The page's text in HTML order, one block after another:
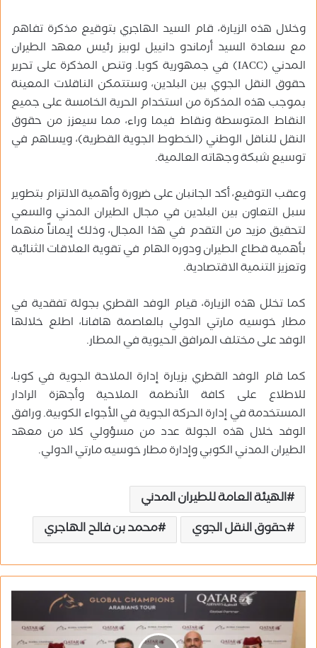
وخلال هذه الزيارة، قام السيد الهاجري بتوقيع مذكرة تفاهم
مع سعادة السيد أرماندو دانييل لوبيز رئيس معهد الطيران
المدني (IACC) في جمهورية كوبا. وتنص المذكرة على تحرير
حقوق النقل الجوي بين البلدين، وستتمكن الناقلات المعينة
بموجب هذه المذكرة من استخدام الحرية الخامسة على جميع
النقاط المتوسطة ونقاط فيما وراء، مما سيعزز من حقوق
النقل للناقل الوطني (الخطوط الجوية القطرية)، ويساهم في
توسيع شبكة وجهاته العالمية.
وعقب التوقيع، أكد الجانبان على ضرورة وأهمية الالتزام بتطوير
سبل التعاون بين البلدين في مجال الطيران المدني والسعي
لتحقيق مزيد من التقدم في هذا المجال، وذلك إيماناً منهما
بأهمية قطاع الطيران ودوره الهام في تقوية العلاقات الثنائية
وتعزيز التنمية الاقتصادية.
كما تخلل هذه الزيارة، قيام الوفد القطري بجولة تفقدية في
مطار خوسيه مارتي الدولي بالعاصمة هافانا، اطلع خلالها
الوفد على مختلف المرافق الحيوية في المطار.
كما قام الوفد القطري بزيارة إدارة الملاحة الجوية في كوبا،
للاطلاع على كافة الأنظمة الملاحية وأجهزة الرادار
المستخدمة في إدارة الحركة الجوية في الأجواء الكوبية. ورافق
الوفد خلال هذه الجولة عدد من مسؤولي كلا من معهد
الطيران المدني الكوبي وإدارة مطار خوسيه مارتي الدولي.
الهيئة العامة للطيران المدني
حقوق النقل الجوي
محمد بن فالح الهاجري